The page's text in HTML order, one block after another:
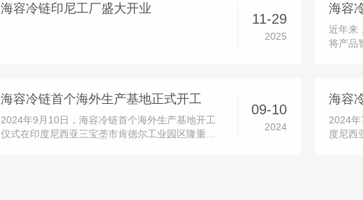
咨询、意见建议，是投资者维权的首要官...
等多方
海容冷链印尼工厂盛大开业
2025
11-29
近年来
将产品
实现功
海容冷链首个海外生产基地正式开工
2024年9月10日，海容冷链首个海外生产基地开工
仪式在印度尼西亚三宝垄市肯德尔工业园区隆重举
2024
09-10
2024
度尼西